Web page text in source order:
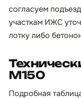
согласуем
участкам ИЖС
лотку либо
М150
Подробная